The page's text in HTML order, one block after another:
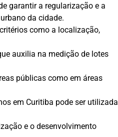
garantir a regularização e a
da cidade.
como a localização,
auxilia na medição de lotes
públicas como em áreas
em Curitiba pode ser utilizada
e o desenvolvimento